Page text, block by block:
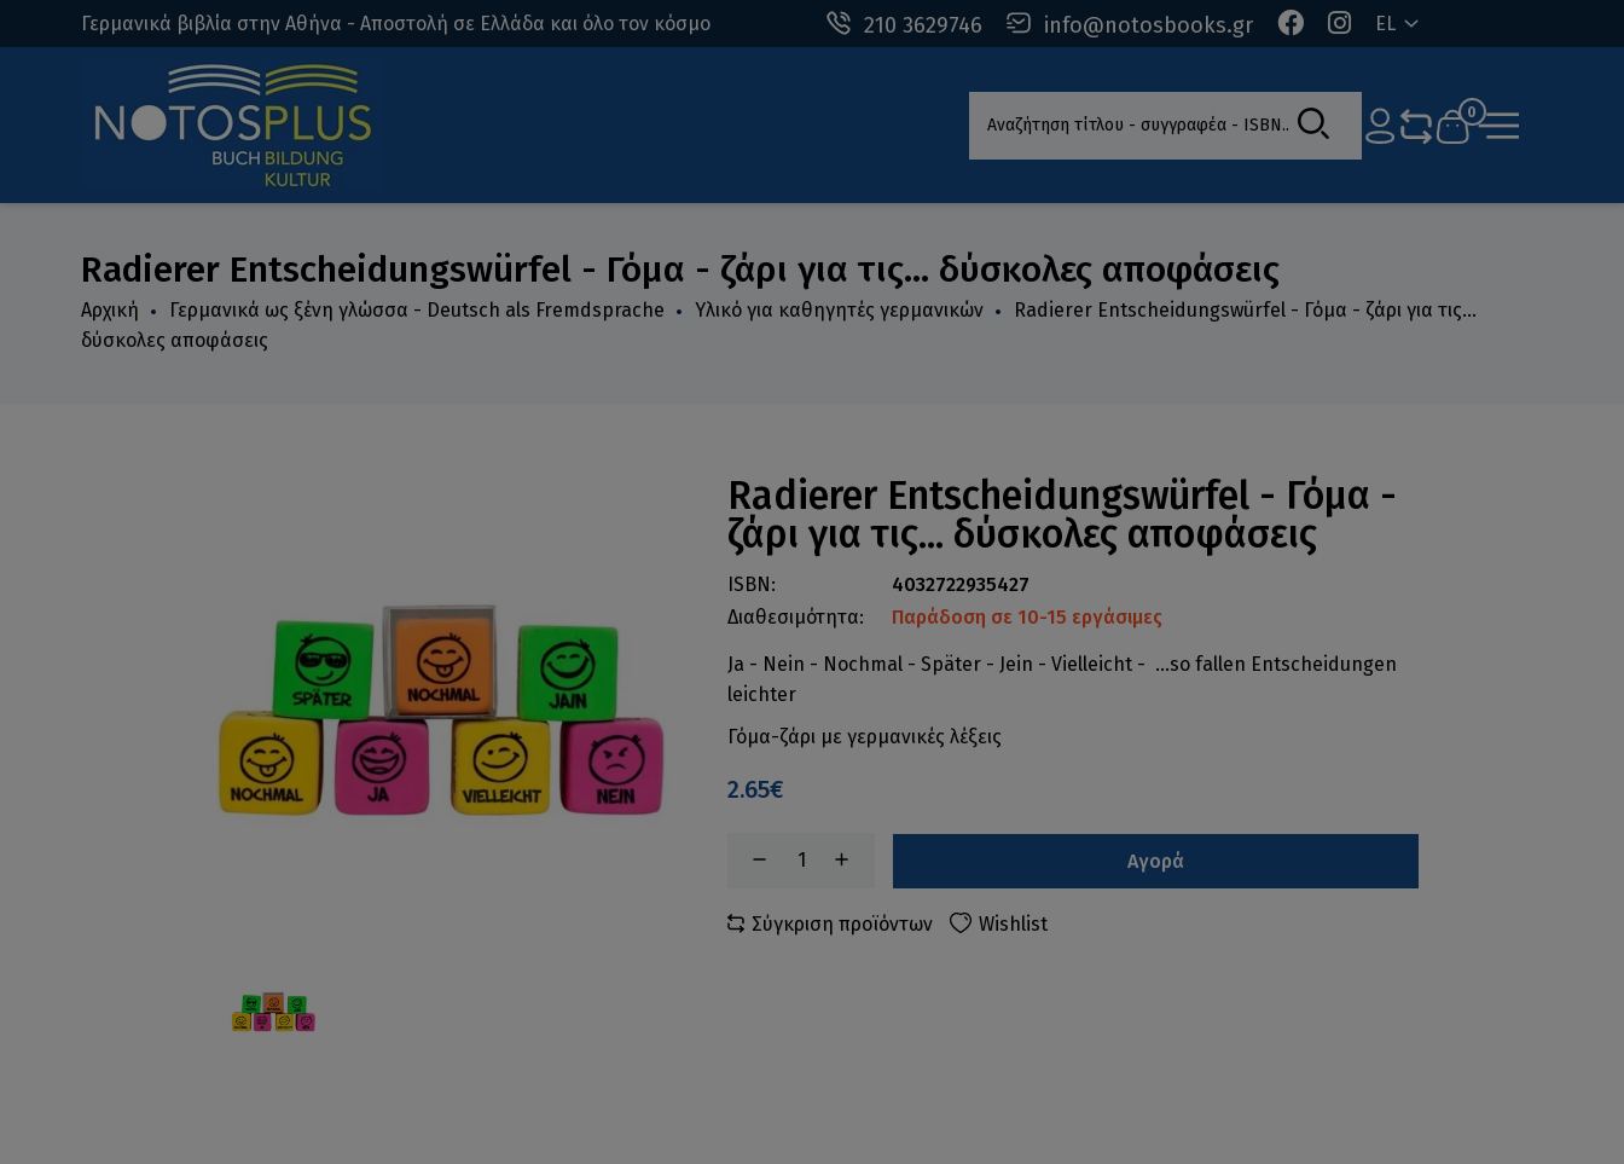
210 3629746 info@notosbooks.gr EL
Γερμανικά βιβλία στην Αθήνα - Αποστολή σε Ελλάδα και όλο τον κόσμο
Αναζήτηση τίτλου - συγγραφέα - ISBN 0
Radierer Entscheidungswürfel - Γόμα - ζάρι για τις... δύσκολες αποφάσεις
Αρχική Γερμανικά ως ξένη γλώσσα - Deutsch als Fremdsprache Υλικό για καθηγητές γερμανικών
Radierer Entscheidungswürfel - Γόμα - ζάρι για τις...
δύσκολες αποφάσεις
Radierer Entscheidungswürfel - Γόμα -
ζάρι για τις... δύσκολες αποφάσεις
ISBN:
4032722935427
Διαθεσιμότητα:
Παράδοση σε 10-15 εργάσιμες
Ja - Nein - Nochmal - Später - Jein - Vielleicht - ...so fallen Entscheidungen
leichter
Γόμα-ζάρι με γερμανικές λέξεις
2.65€
Αγορά
Σύγκριση προϊόντων Wishlist